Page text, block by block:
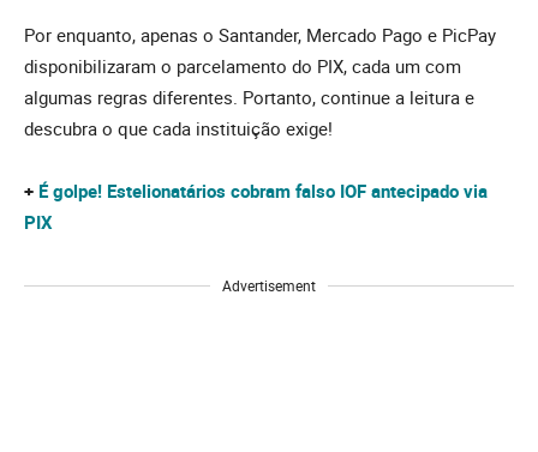
Por enquanto, apenas o Santander, Mercado Pago e PicPay
disponibilizaram o parcelamento do PIX, cada um com
algumas regras diferentes. Portanto, continue a leitura e
descubra o que cada instituição exige!
+ É golpe! Estelionatários cobram falso IOF antecipado via
PIX
Advertisement